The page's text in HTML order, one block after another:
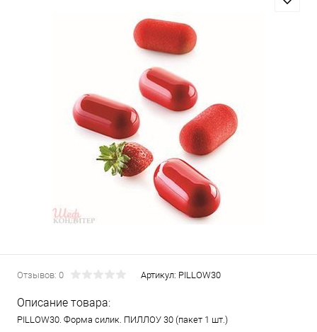
Отзывов: 0 Артикул: PILLOW30
Описание товара:
PILLOW30. Форма силик. ПИЛЛОУ 30 (пакет 1 шт.)